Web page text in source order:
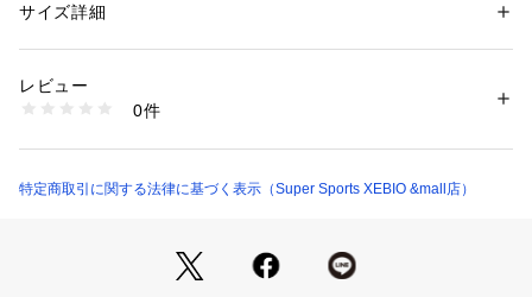
●サイズ:【Sサイズ】バスト72～80cm 【Mサイズ】バスト79
●カンボジア製
●バストをふんわり包んで、やさしくサポート
●体にフィット!:胸が揺れにくい
【返品・注意事項について】
※直接肌に触れるという商品の性質上、ご注文後の返品・交換
性別：レディース
グ ＞ ヨガ・フィットネス・トレーニングウェア
1540000358467
サイズ詳細
レビュー
0件
特定商取引に関する法律に基づく表示（Super Sports XEBIO &mall店）